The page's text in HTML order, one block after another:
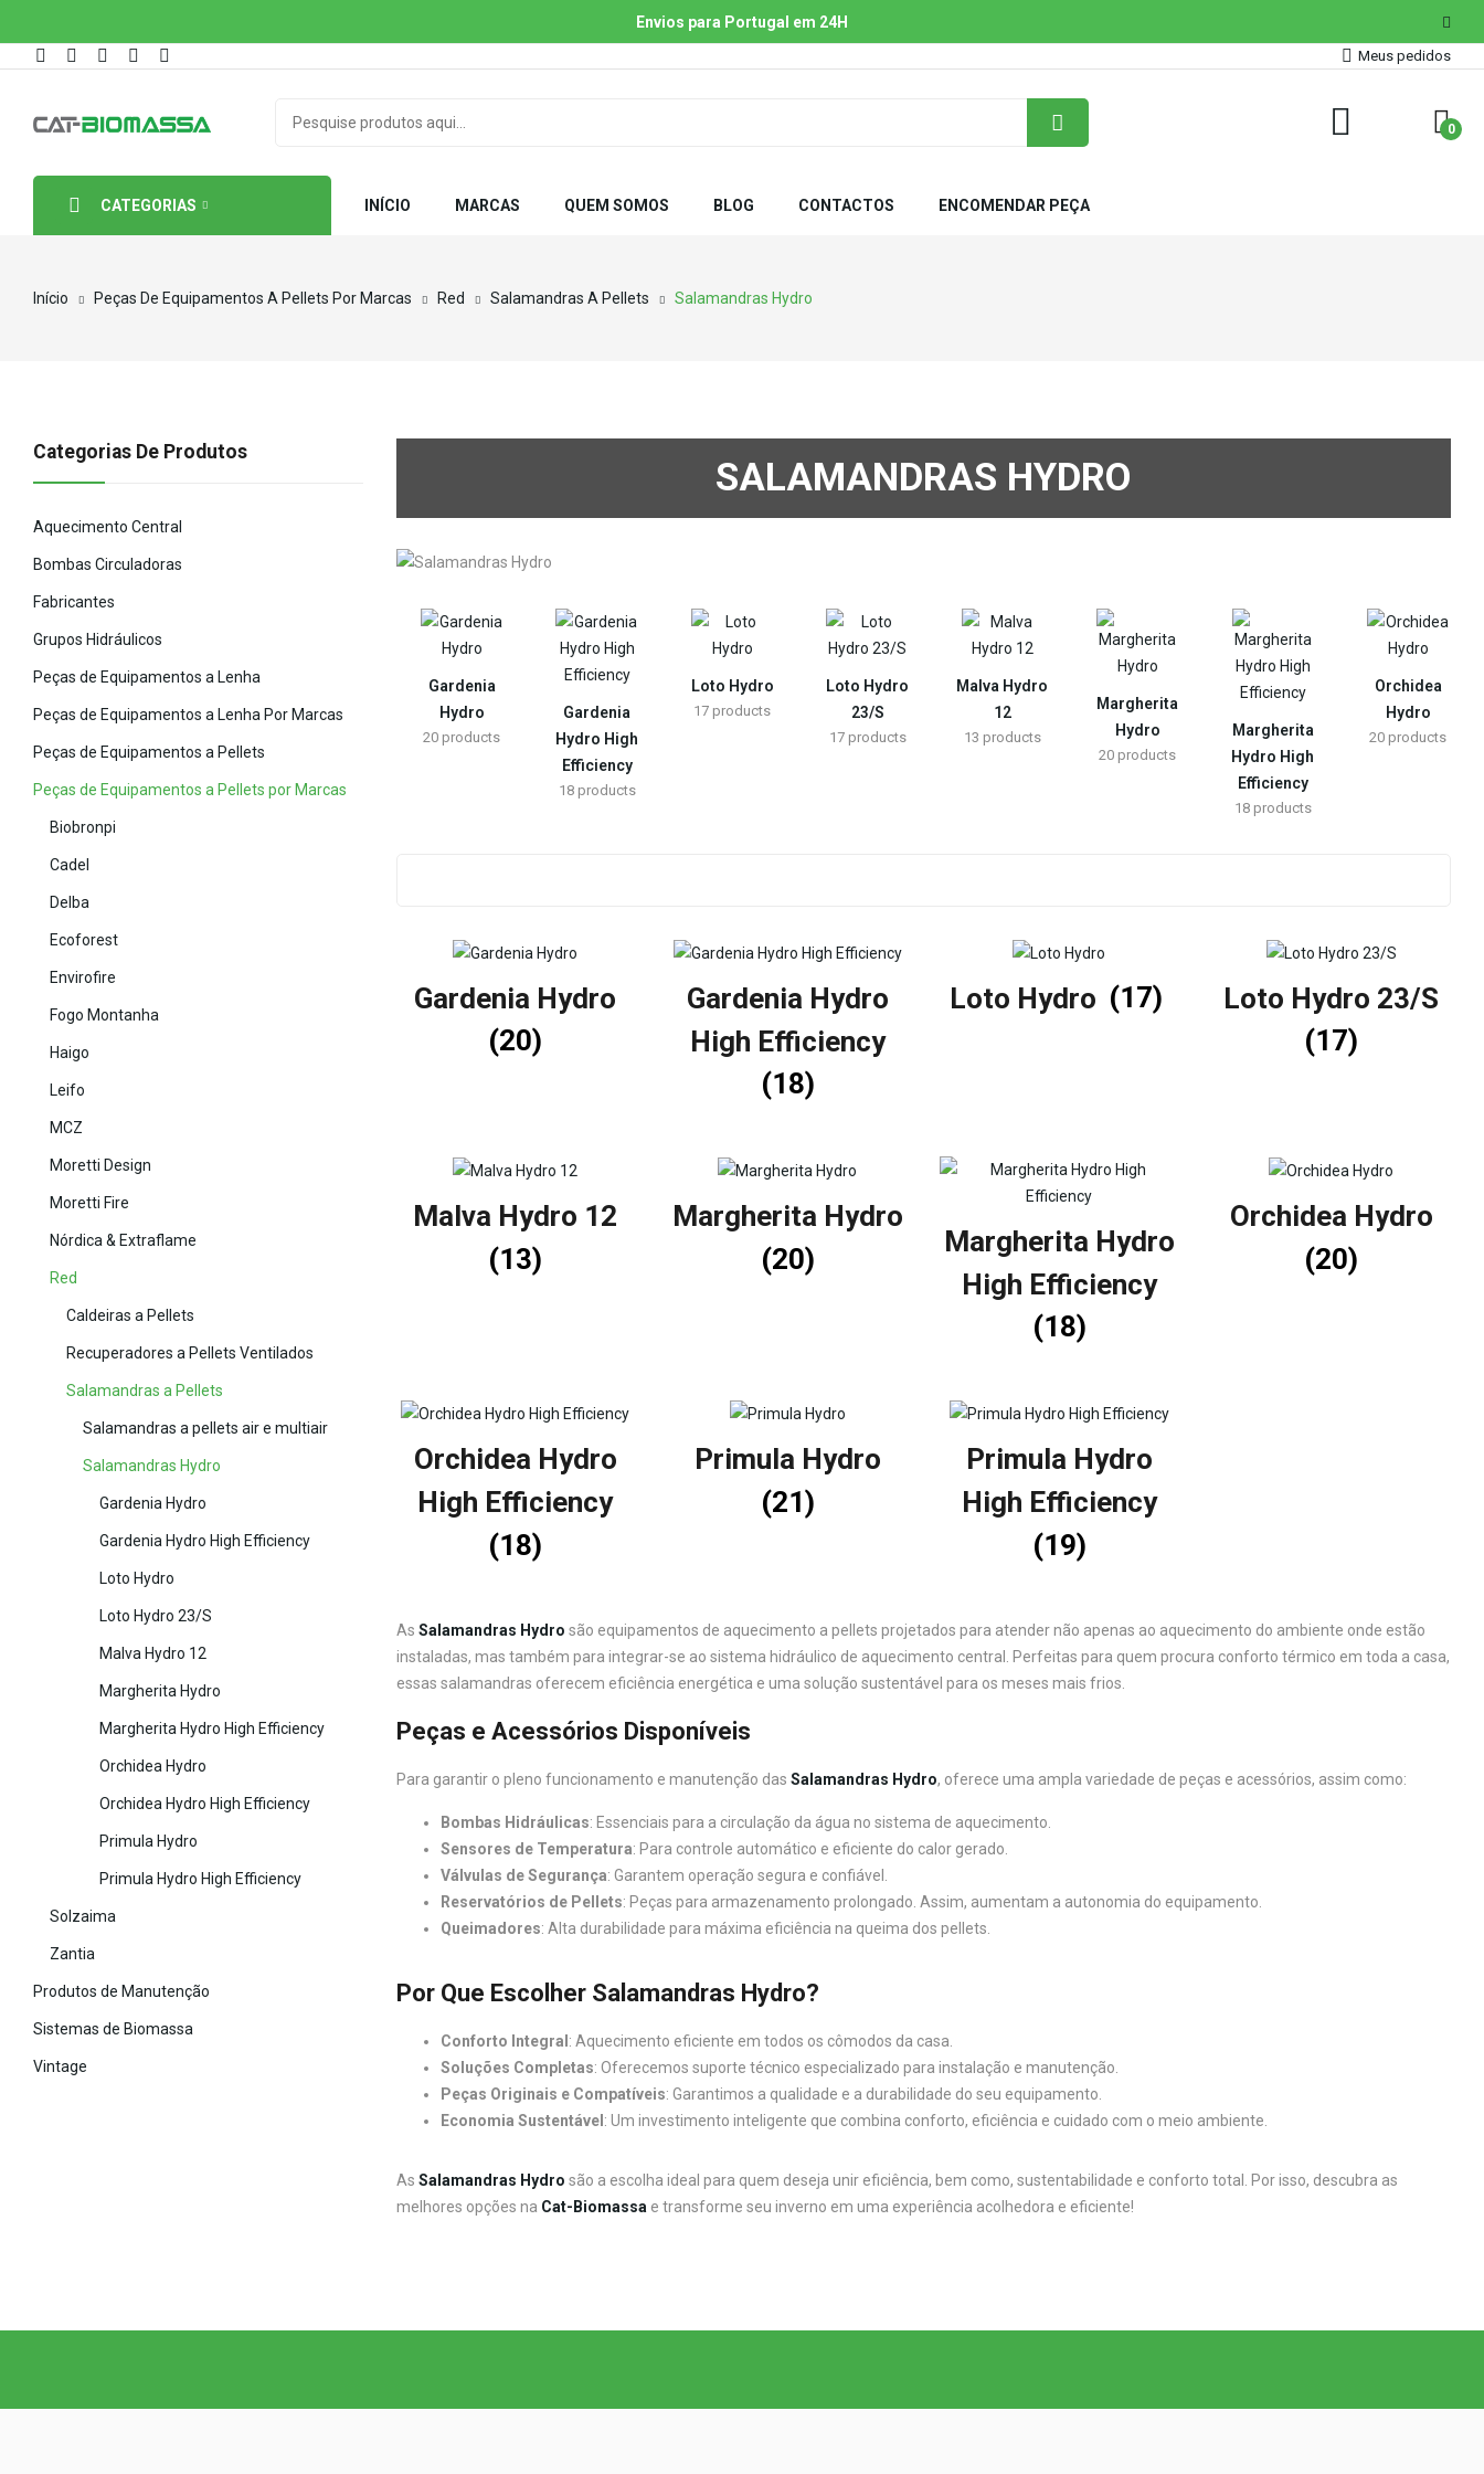
Envios para Portugal em 24H
Meus pedidos
0
CATEGORIAS INÍCIO MARCAS QUEM SOMOS BLOG CONTACTOS ENCOMENDAR PEÇA
Início Peças De Equipamentos A Pellets Por Marcas Red Salamandras A Pellets Salamandras Hydro
SALAMANDRAS HYDRO
Gardenia
Hydro
20 products
Gardenia
Hydro High
Efficiency
18 products
Loto Hydro
17 products
Loto Hydro
23/S
17 products
Malva Hydro
12
13 products
Margherita
Hydro
20 products
Margherita
Hydro High
Efficiency
18 products
Orchidea
Hydro
20 products
Gardenia Hydro
(20)
Gardenia Hydro
High Efficiency
(18)
Loto Hydro (17)
Loto Hydro 23/S
(17)
Malva Hydro 12
(13)
Margherita Hydro
(20)
Margherita Hydro
High Efficiency
(18)
Orchidea Hydro
(20)
Orchidea Hydro
High Efficiency
(18)
Primula Hydro
(21)
Primula Hydro
High Efficiency
(19)
As Salamandras Hydro são equipamentos de aquecimento a pellets projetados para atender não apenas ao aquecimento do ambiente onde estão
instaladas, mas também para integrar-se ao sistema hidráulico de aquecimento central. Perfeitas para quem procura conforto térmico em toda a casa,
essas salamandras oferecem eficiência energética e uma solução sustentável para os meses mais frios.
Peças e Acessórios Disponíveis
Para garantir o pleno funcionamento e manutenção das Salamandras Hydro, oferece uma ampla variedade de peças e acessórios, assim como:
Bombas Hidráulicas: Essenciais para a circulação da água no sistema de aquecimento.
Sensores de Temperatura: Para controle automático e eficiente do calor gerado.
Válvulas de Segurança: Garantem operação segura e confiável.
Reservatórios de Pellets: Peças para armazenamento prolongado. Assim, aumentam a autonomia do equipamento.
Queimadores: Alta durabilidade para máxima eficiência na queima dos pellets.
Por Que Escolher Salamandras Hydro?
Conforto Integral : Aquecimento eficiente em todos os cômodos da casa.
Soluções Completas: Oferecemos suporte técnico especializado para instalação e manutenção.
Peças Originais e Compatíveis: Garantimos a qualidade e a durabilidade do seu equipamento.
Economia Sustentável : Um investimento inteligente que combina conforto, eficiência e cuidado com o meio ambiente.
As Salamandras Hydro são a escolha ideal para quem deseja unir eficiência, bem como, sustentabilidade e conforto total. Por isso, descubra as
melhores opções na Cat-Biomassa e transforme seu inverno em uma experiência acolhedora e eficiente!
Categorias De Produtos
Aquecimento Central
Bombas Circuladoras
Fabricantes
Grupos Hidráulicos
Peças de Equipamentos a Lenha
Peças de Equipamentos a Lenha Por Marcas
Peças de Equipamentos a Pellets
Peças de Equipamentos a Pellets por Marcas
Biobronpi
Cadel
Delba
Ecoforest
Envirofire
Fogo Montanha
Haigo
Leifo
MCZ
Moretti Design
Moretti Fire
Nórdica & Extraflame
Red
Caldeiras a Pellets
Recuperadores a Pellets Ventilados
Salamandras a Pellets
Salamandras a pellets air e multiair
Salamandras Hydro
Gardenia Hydro
Gardenia Hydro High Efficiency
Loto Hydro
Loto Hydro 23/S
Malva Hydro 12
Margherita Hydro
Margherita Hydro High Efficiency
Orchidea Hydro
Orchidea Hydro High Efficiency
Primula Hydro
Primula Hydro High Efficiency
Solzaima
Zantia
Produtos de Manutenção
Sistemas de Biomassa
Vintage